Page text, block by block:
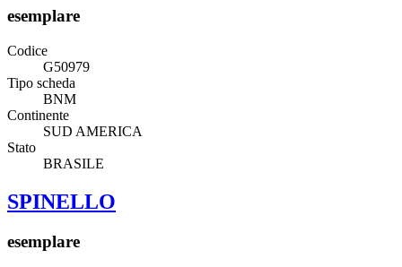
esemplare
Codice
G50979
Tipo scheda
BNM
Continente
SUD AMERICA
Stato
BRASILE
SPINELLO
esemplare